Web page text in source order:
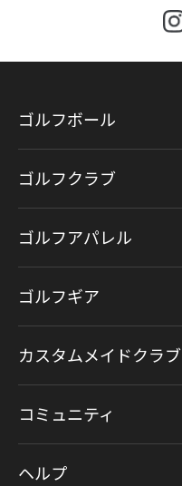
ゴルフボール
ゴルフクラブ
ゴルフアパレル
ゴルフギア
カスタムメイドクラブ
コミュニティ
ヘルプ